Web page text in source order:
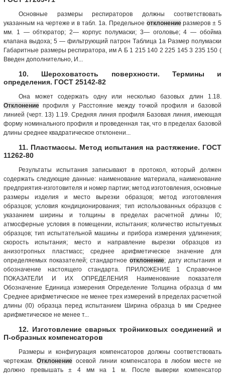
Основные размеры респираторов должны соответствовать
указанным на чертеже и в табл. 1а. Предельнoe отклонениеразмеров ± 5
мм. 1 — обтюратор; 2— корпус полумаски; 3— оголовье; 4 — обойма
клапана выдоха; 5 — фильтрующий патрон Tаблица 1а Размер полумаски
Габаритные размеры респиратора, им А Б 1 215 140 2 225 145 3 235 150 (
Введен дополнительно, И...
10. Шероховатость поверхности. Термины и
определения. ГОСТ 25142-82
Она может содержать одну или несколько базовых длин 1.18.
Отклонение про­филя у Расстояние между точкой профиля и базовой
линией (черт. 13) 1.19. Средняя линия профиля Базовая линия, имеющая
форму номинального профиля и проведенная так, что в пределах базовой
длины среднее квадратическое отклонени...
11. Пластмассы. Метод испытания на растяжение. ГОСТ
11262-80
Результаты испытания записывают в протокол, который должен
содержать следующие данные: наименование материала, наименование
предприятия-изготовителя и номер партии; метод изготовления, основные
размеры изделия и место вырезки образцов; метод изготовления
образцов; условия кондиционирования; тип использованных образцов с
указанием ширины и толщины в пределах расчетной длины l0;
атмосферные условия в помещении, испытания; количество испытуемых
образцов; тип испытательной машины и прибора измерения удлинения;
скорость испытания; место и направление вырезки образцов из
анизотропных пластмасс; среднее арифметическое значение для
определяемых показателей; стандартное отклонение; дату испытания и
обозначение настоящего стандарта. ПРИЛОЖЕНИЕ 1 Справочное
ПОКАЗАТЕЛИ И ИХ ОПРЕДЕЛЕНИЯ Наименование показателя
Обозначение Единица измерения Определение Толщина образца d мм
Среднее арифметическое не менее трех измерений в пределах расчетной
длины (l0) образца перед испытанием Ширина образца b мм Среднее
арифметическое не менее т...
12. Изготовление сварных тройниковых соединений и
П-образных компенсаторов
Размеры и конфигурация компенсаторов должны соответствовать
чертежам. Отклонение осевой линии компенсатора в любом месте не
должно превышать ± 4 мм на 1 м. После выверки компенсатор